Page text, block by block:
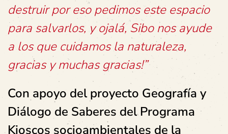
destruir por eso pedimos este espacio
para salvarlos, y ojalá, Sibo nos ayude
a los que cuidamos la naturaleza,
gracias y muchas gracias!”
Con apoyo del proyecto Geografía y
Diálogo de Saberes del Programa
Kioscos socioambientales de la